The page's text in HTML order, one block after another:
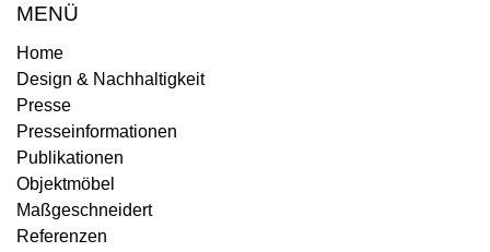
MENÜ
Home
Design & Nachhaltigkeit
Presse
Presseinformationen
Publikationen
Objektmöbel
Maßgeschneidert
Referenzen